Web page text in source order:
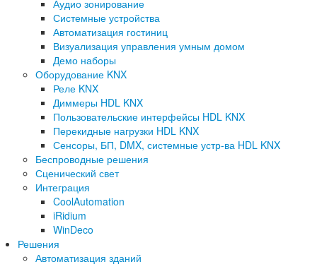
Аудио зонирование
Системные устройства
Автоматизация гостиниц
Визуализация управления умным домом
Демо наборы
Оборудование KNX
Реле KNX
Диммеры HDL KNX
Пользовательские интерфейсы HDL KNX
Перекидные нагрузки HDL KNX
Сенсоры, БП, DMX, системные устр-ва HDL KNX
Беспроводные решения
Сценический свет
Интеграция
CoolAutomation
iRidium
WinDeco
Решения
Автоматизация зданий